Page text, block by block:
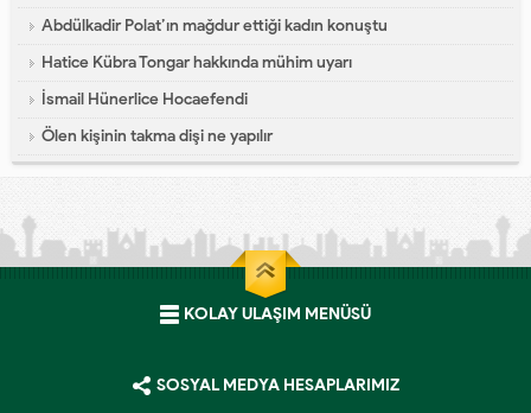
Abdülkadir Polat’ın mağdur ettiği kadın konuştu
Hatice Kübra Tongar hakkında mühim uyarı
İsmail Hünerlice Hocaefendi
Ölen kişinin takma dişi ne yapılır
KOLAY ULAŞIM MENÜSÜ
SOSYAL MEDYA HESAPLARIMIZ